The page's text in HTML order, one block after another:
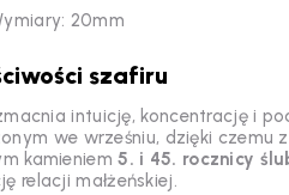
20mm
szafiru
intuicję, koncentrację i
we wrześniu, dzięki czemu
kamieniem5. i 45. rocznicy
relacji małżeńskiej.